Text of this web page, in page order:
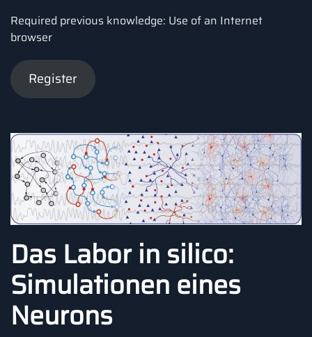
Required previous knowledge: Use of an Internet
browser
Register
Das Labor in silico:
Simulationen eines
Neurons